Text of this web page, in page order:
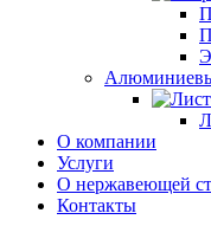
О компании
Услуги
О нержавеющей
Контакты